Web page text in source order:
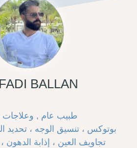
BALLAN
طبيب عام , وعلاجات
‏بوتوكس ، ‏تنسيق الوجه ، ‏تحديد
تجاويف العين ، إذابة الدهون